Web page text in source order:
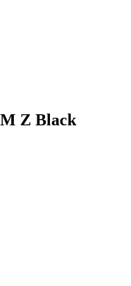
Z Black